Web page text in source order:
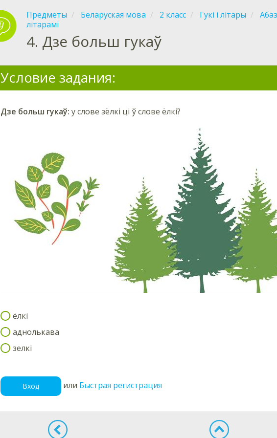
Предметы Беларуская мова 2 класс Гукі і літары
літарамі
4. Дзе больш гукаў
Условие задания:
Дзе больш гукаў: у слове зёлкі ці ў слове ёлкі?
ёлкі
аднолькава
зелкі
Вход или Быстрая регистрация